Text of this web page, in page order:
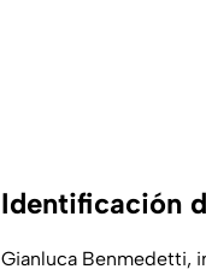
Identificación
Gianluca Benmedetti,